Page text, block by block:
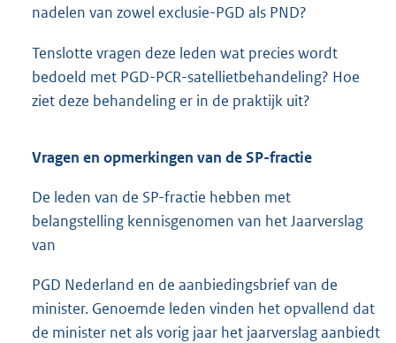
nadelen van zowel exclusie-PGD als PND?
Tenslotte vragen deze leden wat precies wordt
bedoeld met PGD-PCR-satellietbehandeling? Hoe
ziet deze behandeling er in de praktijk uit?
Vragen en opmerkingen van de SP-fractie
De leden van de SP-fractie hebben met
belangstelling kennisgenomen van het Jaarverslag
van
PGD Nederland en de aanbiedingsbrief van de
minister. Genoemde leden vinden het opvallend dat
de minister net als vorig jaar het jaarverslag aanbiedt